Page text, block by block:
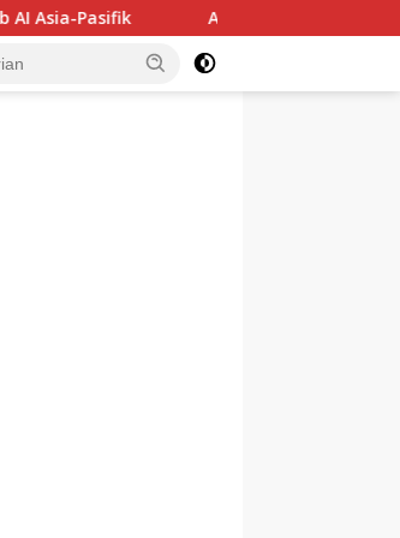
Audit BTT Rp484 Miliar Dipersoalkan,